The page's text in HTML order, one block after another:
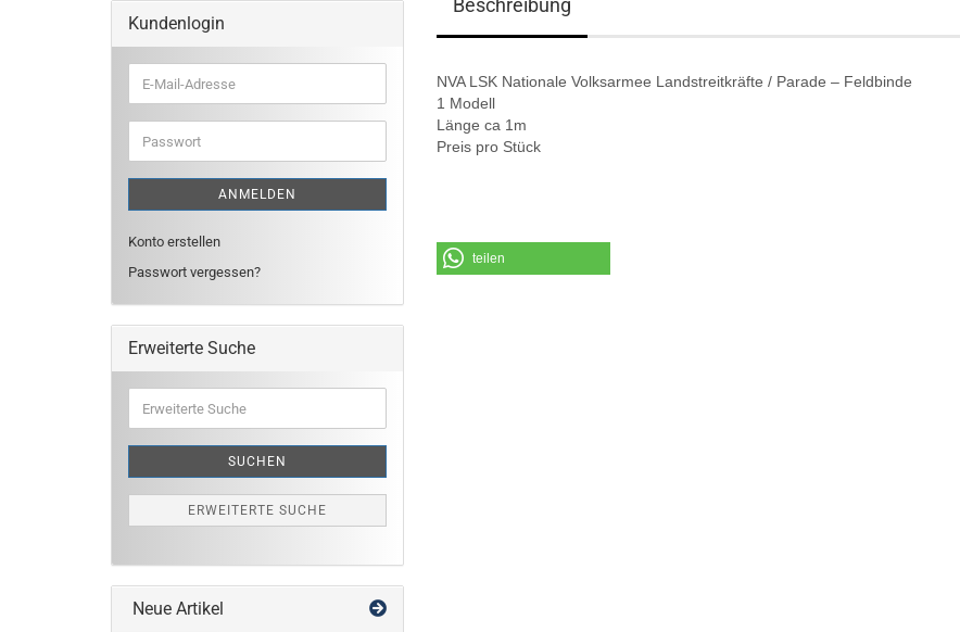
Beschreibung
NVA LSK Nationale Volksarmee Landstreitkräfte / Parade – Feldbinde
1 Modell
Länge ca 1m
Preis pro Stück
teilen
Kundenlogin
E-
Mail-
Adresse
Passwort
ANMELDEN
Konto erstellen
Passwort vergessen?
Erweiterte Suche
Suche
SUCHEN
ERWEITERTE SUCHE
Neue Artikel